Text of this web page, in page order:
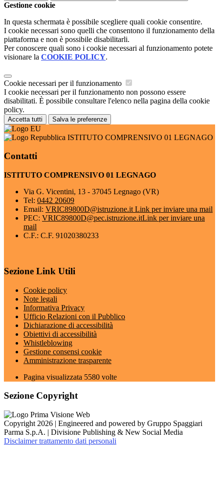
Gestione cookie
In questa schermata è possibile scegliere quali cookie consentire.
I cookie necessari sono quelli che consentono il funzionamento della
piattaforma e non è possibile disabilitarli.
Per conoscere quali sono i cookie necessari al funzionamento potete
visionare la COOKIE POLICY.
Cookie necessari per il funzionamento
I cookie necessari per il funzionamento non possono essere
disabilitati. È possibile consultare l'elenco nella pagina della cookie
policy.
Accetta tutti Salva le preferenze
ISTITUTO COMPRENSIVO 01 LEGNAGO
Contatti
ISTITUTO COMPRENSIVO 01 LEGNAGO
Via G. Vicentini, 13 - 37045 Legnago (VR)
Tel: 0442 20609
Email: VRIC89800D@istruzione.it Link per inviare una mail
PEC: VRIC89800D@pec.istruzione.itLink per inviare una
mail
C.F.: C.F. 91020380233
Sezione Link Utili
Cookie policy
Note legali
Informativa Privacy
Ufficio Relazioni con il Pubblico
Dichiarazione di accessibilità
Obiettivi di accessibilità
Whistleblowing
Gestione consensi cookie
Amministrazione trasparente
Pagina visualizzata 5580 volte
Sezione Copyright
Copyright 2026 | Engineered and powered by Gruppo Spaggiari
Parma S.p.A. | Divisione Publishing & New Social Media
Disclaimer trattamento dati personali